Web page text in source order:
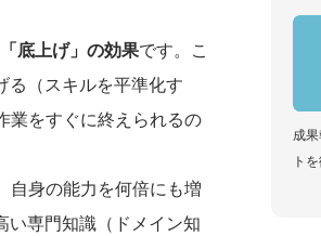
「底上げ」の効果です。こ
る（スキルを平準化す
業をすぐに終えられるの
自身の能力を何倍にも増
い専門知識（ドメイン知
成
ト